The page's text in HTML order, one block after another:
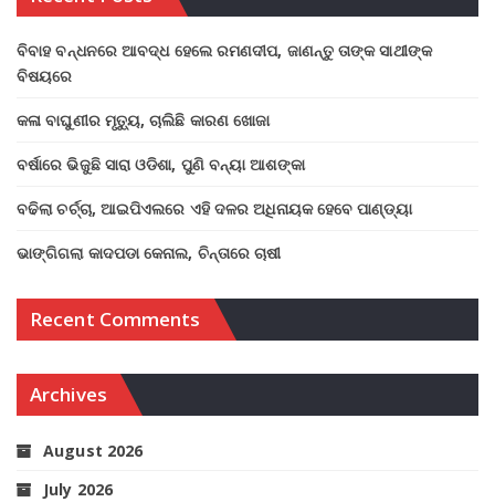
ବିବାହ ବନ୍ଧନରେ ଆବଦ୍ଧ ହେଲେ ରମଣଦୀପ, ଜାଣନ୍ତୁ ତାଙ୍କ ସାଥୀଙ୍କ
ବିଷୟରେ
କଳା ବାଘୁଣୀର ମୃତ୍ୟୁ, ଚାଲିଛି କାରଣ ଖୋଜା
ବର୍ଷାରେ ଭିଜୁଛି ସାରା ଓଡିଶା, ପୁଣି ବନ୍ୟା ଆଶଙ୍କା
ବଢିଲା ଚର୍ଚ୍ଚା, ଆଇପିଏଲରେ ଏହି ଦଳର ଅଧିନାୟକ ହେବେ ପାଣ୍ଡ୍ୟା
ଭାଙ୍ଗିଗଲା କାଦପଡା କେନାଲ, ଚିନ୍ତାରେ ଚାଷୀ
Recent Comments
Archives
August 2026
July 2026